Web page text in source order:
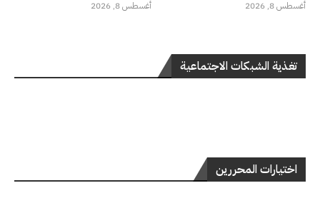
أغسطس 8, 2026 أغسطس 8, 2026
تغذية الشبكات الاجتماعية
اختيارات المحررين